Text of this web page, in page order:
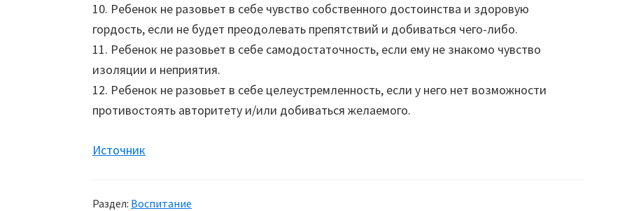
10. Ребенок не разовьет в себе чувство собственного достоинства и здоровую
гордость, если не будет преодолевать препятствий и добиваться чего-либо.
11. Ребенок не разовьет в себе самодостаточность, если ему не знакомо чувство
изоляции и неприятия.
12. Ребенок не разовьет в себе целеустремленность, если у него нет возможности
противостоять авторитету и/или добиваться желаемого.
Источник
Раздел: Воспитание